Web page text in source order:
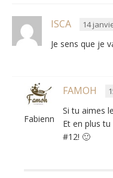
ISCA 14
Je sens que je
Fabienne
FAMOH
Si tu aimes
Et en plus
#12! 🙂